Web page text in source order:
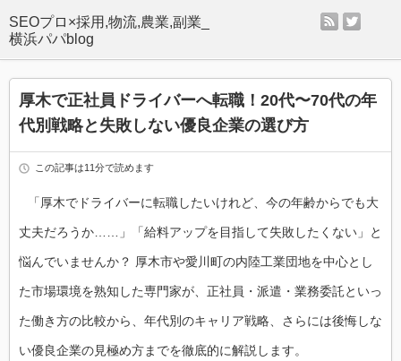
SEOプロ×採用,物流,農業,副業_
横浜パパblog
rss
厚木で正社員ドライバーへ転職！20代〜70代の年
代別戦略と失敗しない優良企業の選び方
この記事は11分で読めます
「厚木でドライバーに転職したいけれど、今の年齢からでも大
丈夫だろうか……」「給料アップを目指して失敗したくない」と
悩んでいませんか？ 厚木市や愛川町の内陸工業団地を中心とし
た市場環境を熟知した専門家が、正社員・派遣・業務委託といっ
た働き方の比較から、年代別のキャリア戦略、さらには後悔しな
い優良企業の見極め方までを徹底的に解説します。